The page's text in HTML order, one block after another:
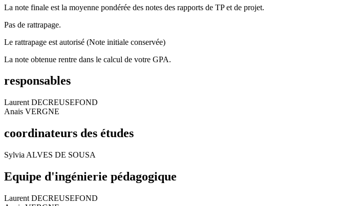
La note finale est la moyenne pondérée des notes des rapports de TP et de projet.
Pas de rattrapage.
Le rattrapage est autorisé (Note initiale conservée)
La note obtenue rentre dans le calcul de votre GPA.
responsables
Laurent DECREUSEFOND
Anais VERGNE
coordinateurs des études
Sylvia ALVES DE SOUSA
Equipe d'ingénierie pédagogique
Laurent DECREUSEFOND